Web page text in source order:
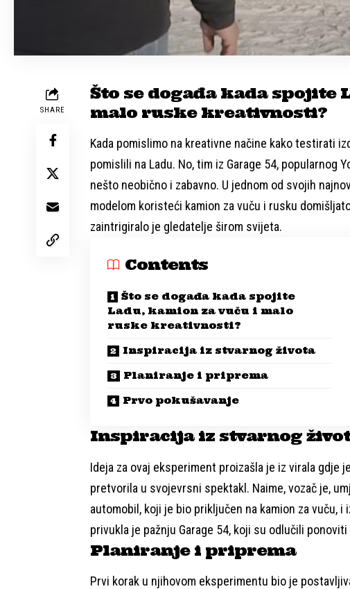
SHARE
Što se događa kada spojite
malo ruske kreativnosti?
Kada pomislimo na kreativne načine kako testirati
pomislili na Ladu. No, tim iz Garage 54, popularnog
nešto neobično i zabavno. U jednom od svojih
modelom koristeći kamion za vuču i rusku
zaintrigiralo je gledatelje širom svijeta.
Contents
Što se događa kada spojite
Ladu, kamion za vuču i malo
ruske kreativnosti?
Inspiracija iz stvarnog života
Planiranje i priprema
Prvo pokušavanje
Inspiracija iz stvarnog
Ideja za ovaj eksperiment proizašla je iz virala gdje
pretvorila u svojevrsni spektakl. Naime, vozač je,
automobil, koji je bio priključen na kamion za vuču,
privukla je pažnju Garage 54, koji su odlučili
Planiranje i priprema
Prvi korak u njihovom eksperimentu bio je